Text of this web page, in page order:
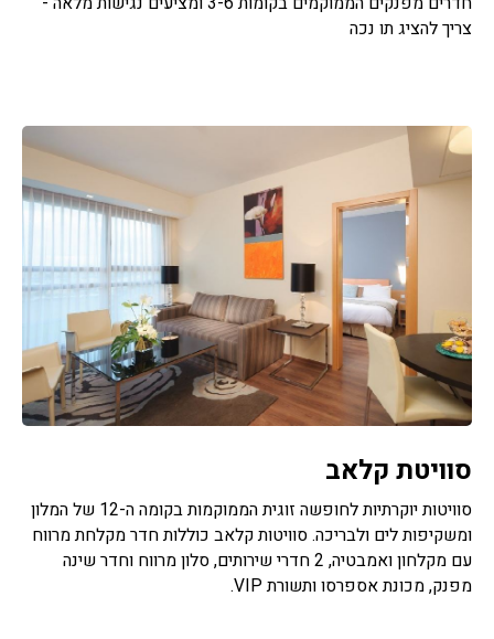
צריך להציג תו נכה
סוויטת קלאב
סוויטות יוקרתיות לחופשה זוגית הממוקמות בקומה ה-12 של המלון
ומשקיפות לים ולבריכה. סוויטות קלאב כוללות חדר מקלחת מרווח
עם מקלחון ואמבטיה, 2 חדרי שירותים, סלון מרווח וחדר שינה
מפנק, מכונת אספרסו ותשורת VIP.